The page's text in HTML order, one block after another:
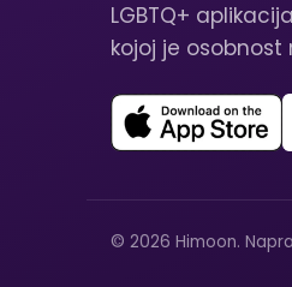
LGBTQ+
kojoj je
© 2026 Himoon.